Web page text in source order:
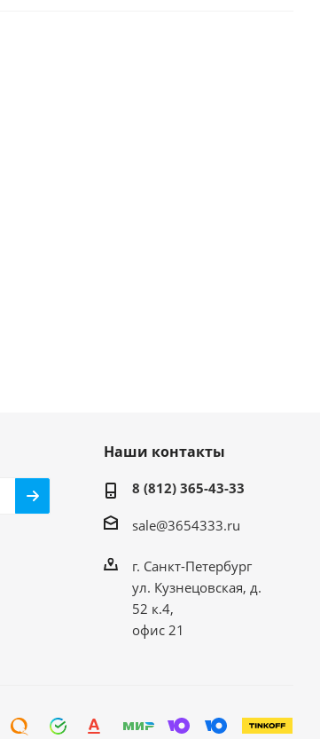
Наши контакты
8 (812) 365-43-33
sale@3654333.ru
г. Санкт-Петербург
ул. Кузнецовская, д.
52 к.4,
офис 21